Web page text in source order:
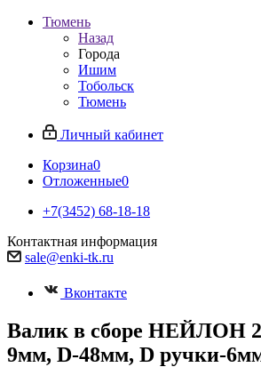
Тюмень
Назад
Города
Ишим
Тобольск
Тюмень
Личный кабинет
Корзина0
Отложенные0
+7(3452) 68-18-18
Контактная информация
sale@enki-tk.ru
Вконтакте
Валик в сборе НЕЙЛОН
9мм, D-48мм, D ручки-